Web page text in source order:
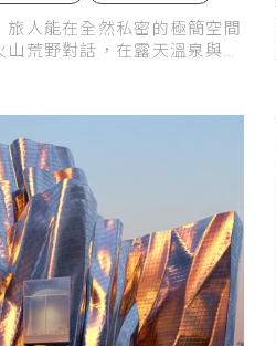
人能在全然私密的極簡空間
荒野對話，在露天溫泉與極